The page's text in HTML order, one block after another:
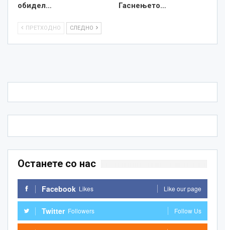
обидел…
Гаснењето…
ПРЕТХОДНО СЛЕДНО
Останете со нас
Facebook Likes Like our page
Twitter Followers Follow Us